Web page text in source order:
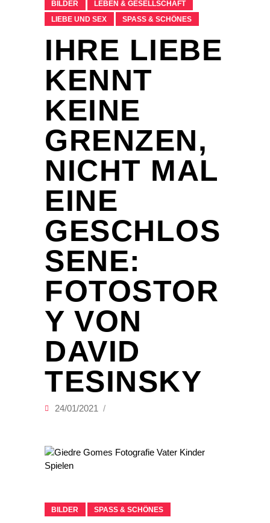
BILDER
LEBEN & GESELLSCHAFT
LIEBE UND SEX
SPASS & SCHÖNES
IHRE LIEBE
KENNT
KEINE
GRENZEN,
NICHT MAL
EINE
GESCHLOS
SENE:
FOTOSTOR
Y VON
DAVID
TESINSKY
24/01/2021
BILDER SPASS & SCHÖNES